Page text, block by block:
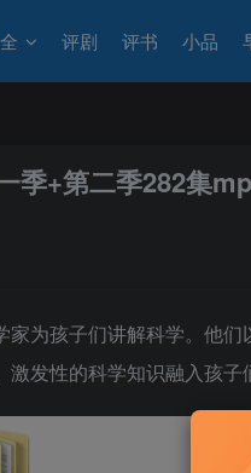
评剧 评书 小品
季+第二季282集
为孩子们讲解科学。他
发性的科学知识融入孩子